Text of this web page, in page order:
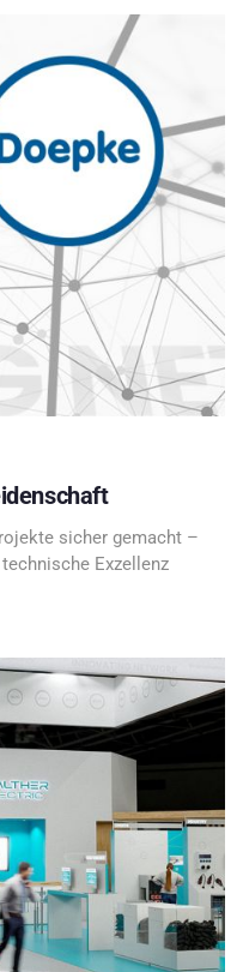
sicher gemacht –
Exzellenz